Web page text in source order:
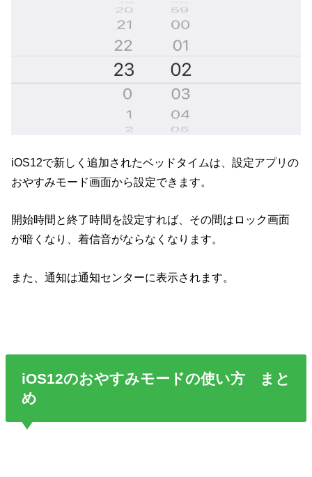
iOS12で新しく追加されたベッドタイムは、設定アプリの
おやすみモード画面から設定できます。
開始時間と終了時間を設定すれば、その間はロック画面
が暗くなり、着信音がならなくなります。
また、通知は通知センターに表示されます。
iOS12のおやすみモードの使い方 まと
め